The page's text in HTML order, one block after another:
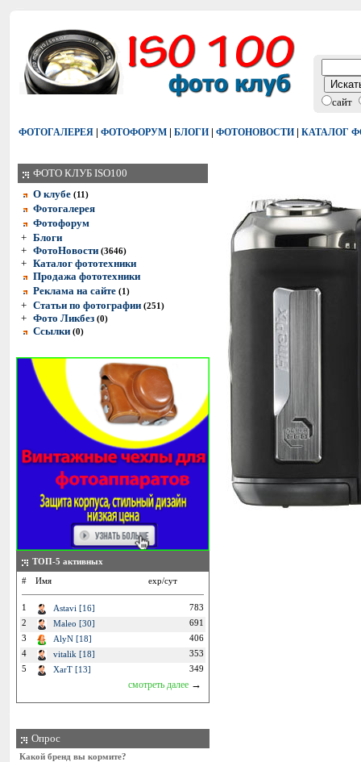
сайт
ФОТОГАЛЕРЕЯ | ФОТОФОРУМ | БЛОГИ | ФОТОНОВОСТИ | КАТАЛОГ
ФОТО КЛУБ ISO100
О клубе (11)
Фотогалерея
Фотофорум
+ Блоги
+ ФотоНовости (3646)
+ Каталог фототехники
Продажа фототехники
Реклама на сайте (1)
+ Статьи по фотографии (251)
+ Фото Ликбез (0)
Ссылки (0)
ТОП-5 активных
# Имя exp/сут
1 Astavi [16]
783
2
Maleo [30]
691
3
AlyN [18]
406
4
vitalik [18]
353
5
XarT [13] 349
смотреть далее →
Опрос
Какой бренд вы кормите?